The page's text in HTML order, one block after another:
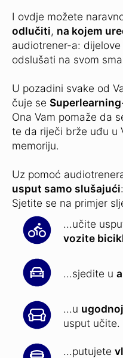
I ovdje možete
odlučiti, na kojem
audiotrener-a:
odslušati na svom
U pozadini svake od
čuje se
Ona Vam pomaže da
te da riječi brže uđu u
memoriju.
Uz pomoć
usput samo slušajući:
Sjetite se na primjer
...učite
vozite
...sjedite u
...u
usput učite.
...putujete